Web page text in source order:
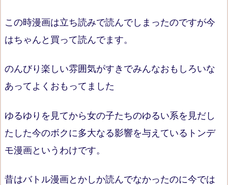
この時漫画は立ち読みで読んでしまったのですが今
はちゃんと買って読んでます。
のんびり楽しい雰囲気がすきでみんなおもしろいな
あってよくおもってました
ゆるゆりを見てから女の子たちのゆるい系を見だし
たした今のボクに多大なる影響を与えているトンデ
モ漫画というわけです。
昔はバトル漫画とかしか読んでなかったのに今では